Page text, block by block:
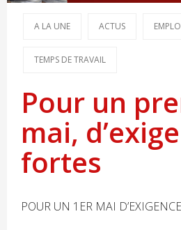
A LA UNE ACTUS
TEMPS DE TRAVAIL
Pour un
mai,
fortes
POUR UN 1ER MAI